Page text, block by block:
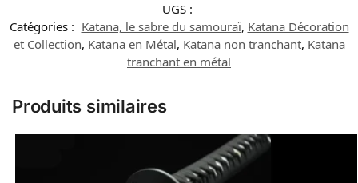
UGS :
Catégories : Katana, le sabre du samouraï, Katana Décoration
et Collection, Katana en Métal, Katana non tranchant, Katana
tranchant en métal
Produits similaires